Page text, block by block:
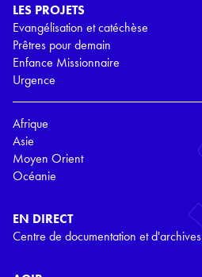
LES PROJETS
Evangélisation et catéchèse
Prêtres pour demain
Enfance Missionnaire
Urgence
Afrique
Asie
Moyen Orient
Océanie
EN DIRECT
Centre de documentation et d'archives